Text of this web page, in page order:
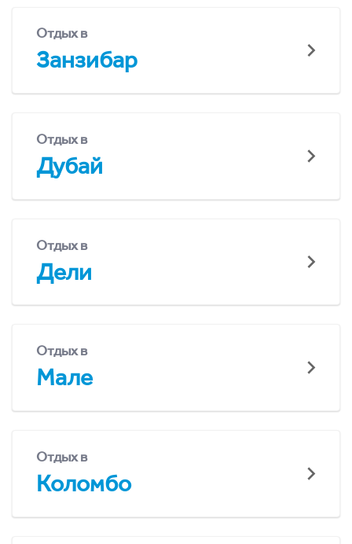
Отдых в
Занзибар
Отдых в
Дубай
Отдых в
Дели
Отдых в
Мале
Отдых в
Коломбо